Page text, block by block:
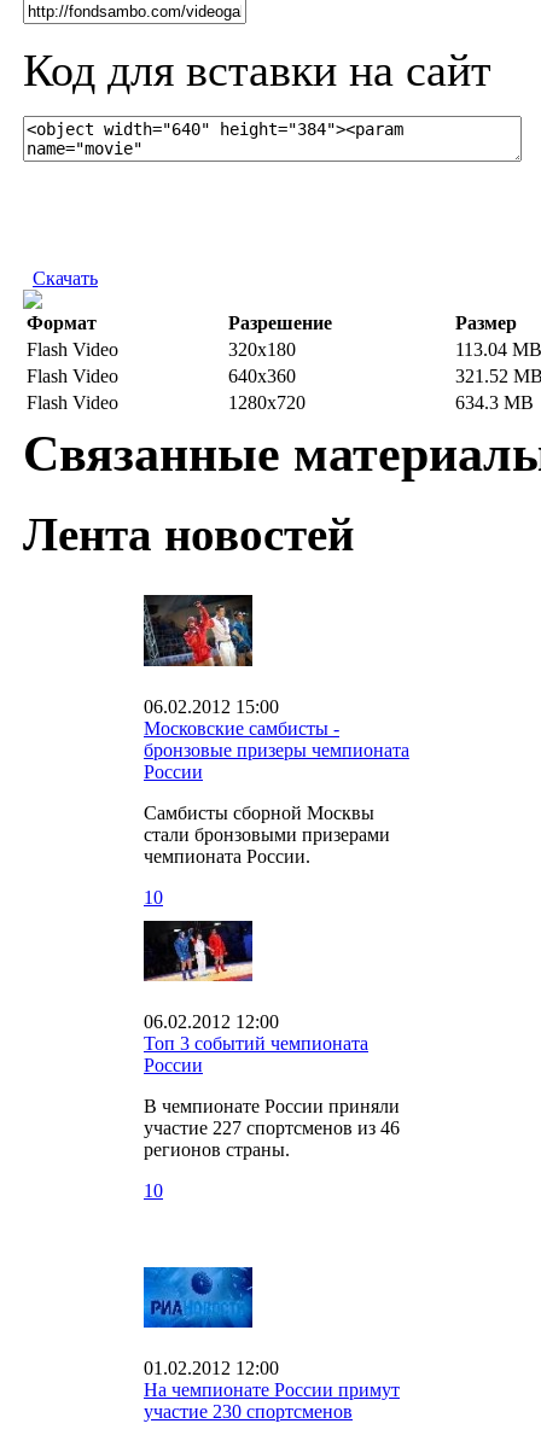
Код для вставки на сайт
Скачать
Формат Разрешение
Размер
Flash Video
320x180
113.04 MB
Flash Video
640x360
321.52
Flash Video
1280x720 634.3 MB
Связанные
Лента новостей
06.02.2012 15:00
Московские самбисты -
бронзовые призеры чемпионата
России
Самбисты сборной Москвы
стали бронзовыми призерами
чемпионата России.
10
06.02.2012 12:00
Топ 3 событий чемпионата
России
В чемпионате России приняли
участие 227 спортсменов из 46
регионов страны.
10
01.02.2012 12:00
На чемпионате России примут
участие 230 спортсменов